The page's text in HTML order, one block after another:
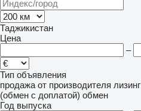
Таджикистан
Цена
–
Тип объявления
продажа от производителя лизинг
(обмен с доплатой) обмен
Год выпуска